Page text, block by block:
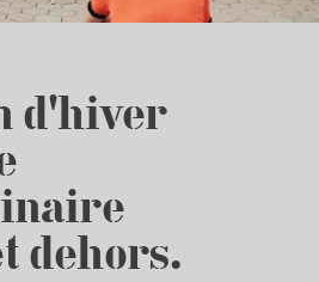
d'hiver
dehors.